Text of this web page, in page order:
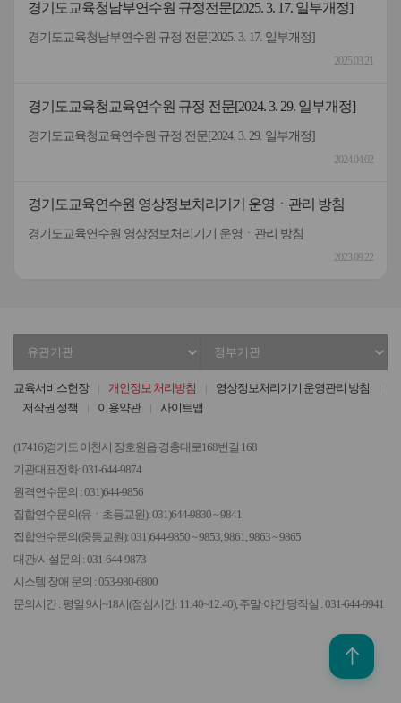
경기도교육청남부연수원 규정전문[2025. 3. 17. 일부개정]
경기도교육청남부연수원 규정 전문[2025. 3. 17. 일부개정]
2025.03.21
경기도교육청교육연수원 규정 전문[2024. 3. 29. 일부개정]
경기도교육청교육연수원 규정 전문[2024. 3. 29. 일부개정]
2024.04.02
경기도교육연수원 영상정보처리기기 운영ㆍ관리 방침
경기도교육연수원 영상정보처리기기 운영ㆍ관리 방침
2023.09.22
유가 될 수 있음
교육서비스헌장 개인정보 처리방침
영상정보처리기기 운영관리 방침
저작권 정책
이용약관 사이트맵
(17416)경기도 이천시 장호원읍 경충대로168번길 168
기관대표전화: 031-644-9874
원격연수문의 : 031)644-9856
집합연수문의(유ㆍ초등교원): 031)644-9830 ~ 9841
집합연수문의(중등교원): 031)644-9850 ~ 9853, 9861, 9863 ~ 9865
대관/시설문의 : 031-644-9873
시스템 장애 문의 : 053-980-6800
문의시간 : 평일 9시~18시(점심시간: 11:40~12:40), 주말·야간 당직실 : 031-644-9941
관
선
관
선